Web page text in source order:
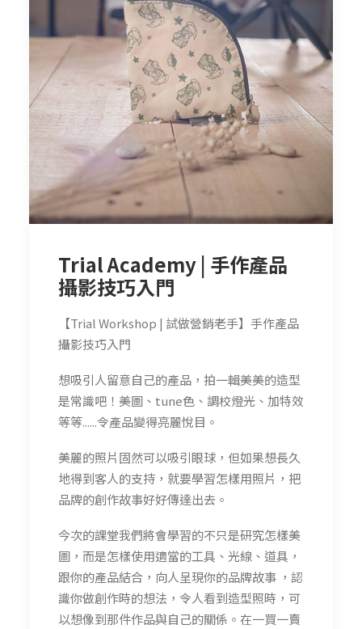
Trial Academy | 手作產品
攝影技巧入門
【Trial Workshop | 試做營銷老手】手作產品
攝影技巧入門
想吸引人留意自己的產品，拍一輯美美的造型
是常識吧！美圖、tune色、調校燈光、加特效
等等......令產品變得亮麗悅目。
美麗的照片固然可以吸引眼球，但如果想長久
地得到客人的支持，就要學習怎樣用照片，把
品牌的創作故事好好傳達出去。
今次的課堂我們將會學習的不只是研究怎樣美
圖，而是怎樣使用適當的工具、光線、道具，
跟你的產品結合，向人呈現你的品牌故事 ，認
識你做創作時的想法，令人看到造型照時，可
以想像到那件作品與自己的關係。在一買一賣